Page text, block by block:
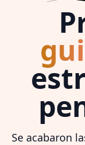
Se acabaron